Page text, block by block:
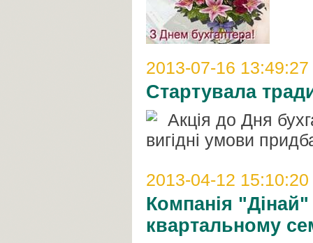
2013-07-16 13:49:27
Стартувала
Акція до Дня
вигідні умови
2013-04-12 15:10:20
Компанія
квартальному